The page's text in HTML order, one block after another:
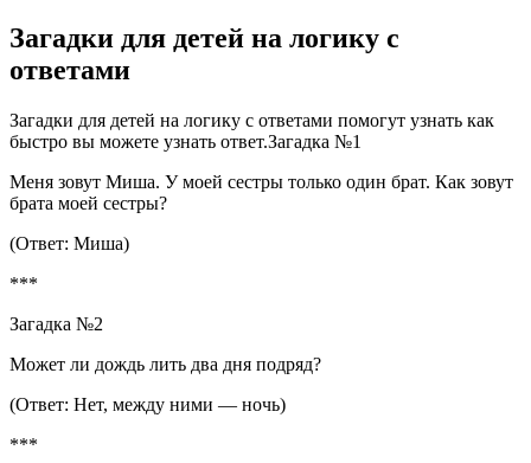
Загадки для детей на логику с
ответами
Загадки для детей на логику с ответами помогут узнать как
быстро вы можете узнать ответ.Загадка №1
Меня зовут Миша. У моей сестры только один брат. Как зовут
брата моей сестры?
(Ответ: Миша)
***
Загадка №2
Может ли дождь лить два дня подряд?
(Ответ: Нет, между ними — ночь)
***